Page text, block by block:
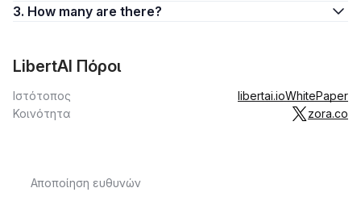
3. How many are there?
LibertAI Πόροι
Ιστότοπος libertai.ioWhitePaper
Κοινότητα
zora.co
Αποποίηση ευθυνών